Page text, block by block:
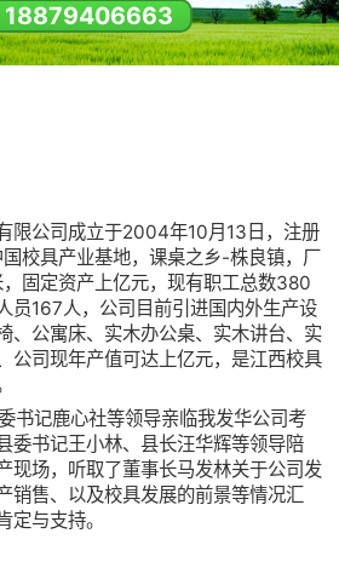
18879406663
限公司成立于2004年10月13日，注册
校具产业基地，课桌之乡-株良镇，厂
固定资产上亿元，现有职工总数380
员167人，公司目前引进国内外生产设
、公寓床、实木办公桌、实木讲台、实
公司现年产值可达上亿元，是江西校具
书记鹿心社等领导亲临我发华公司考
委书记王小林、县长汪华辉等领导陪
现场，听取了董事长马发林关于公司发
销售、以及校具发展的前景等情况汇
定与支持。